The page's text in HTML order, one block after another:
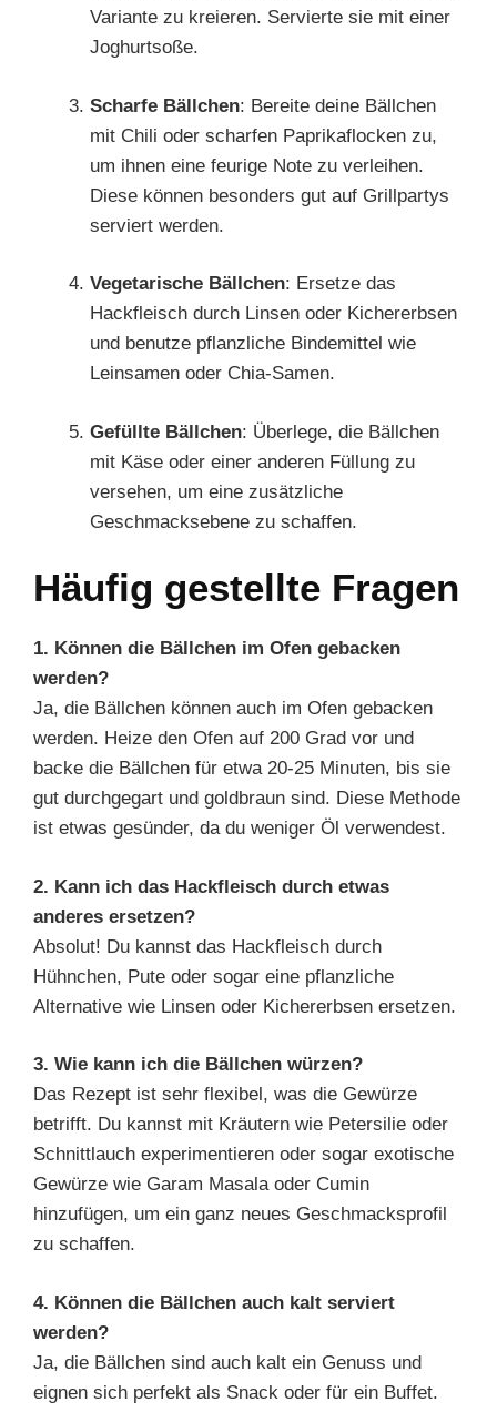
Variante zu kreieren. Servierte sie mit einer
Joghurtsoße.
Scharfe Bällchen: Bereite deine Bällchen
mit Chili oder scharfen Paprikaflocken zu,
um ihnen eine feurige Note zu verleihen.
Diese können besonders gut auf Grillpartys
serviert werden.
Vegetarische Bällchen: Ersetze das
Hackfleisch durch Linsen oder Kichererbsen
und benutze pflanzliche Bindemittel wie
Leinsamen oder Chia-Samen.
Gefüllte Bällchen: Überlege, die Bällchen
mit Käse oder einer anderen Füllung zu
versehen, um eine zusätzliche
Geschmacksebene zu schaffen.
Häufig gestellte Fragen
1. Können die Bällchen im Ofen gebacken
werden?
Ja, die Bällchen können auch im Ofen gebacken
werden. Heize den Ofen auf 200 Grad vor und
backe die Bällchen für etwa 20-25 Minuten, bis sie
gut durchgegart und goldbraun sind. Diese Methode
ist etwas gesünder, da du weniger Öl verwendest.
2. Kann ich das Hackfleisch durch etwas
anderes ersetzen?
Absolut! Du kannst das Hackfleisch durch
Hühnchen, Pute oder sogar eine pflanzliche
Alternative wie Linsen oder Kichererbsen ersetzen.
3. Wie kann ich die Bällchen würzen?
Das Rezept ist sehr flexibel, was die Gewürze
betrifft. Du kannst mit Kräutern wie Petersilie oder
Schnittlauch experimentieren oder sogar exotische
Gewürze wie Garam Masala oder Cumin
hinzufügen, um ein ganz neues Geschmacksprofil
zu schaffen.
4. Können die Bällchen auch kalt serviert
werden?
Ja, die Bällchen sind auch kalt ein Genuss und
eignen sich perfekt als Snack oder für ein Buffet.